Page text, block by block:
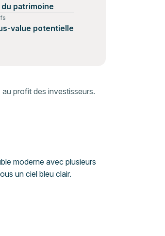
patrimoine
value potentielle
profit des investisseurs.